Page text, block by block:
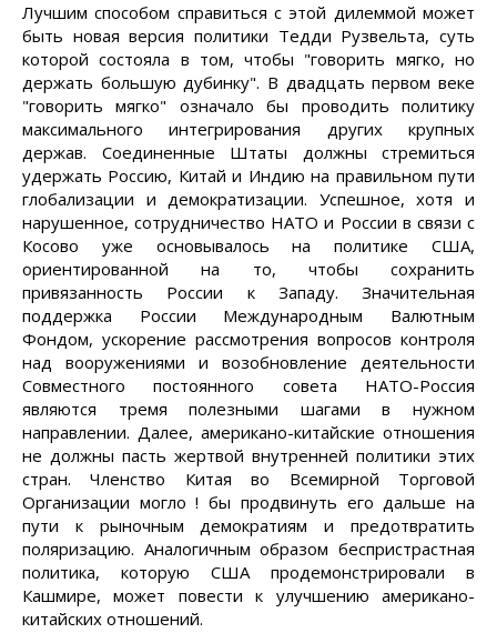
Лучшим способом справиться с этой дилеммой может
быть новая версия политики Тедди Рузвельта, суть
которой состояла в том, чтобы "говорить мягко, но
держать большую дубинку". В двадцать первом веке
"говорить мягко" означало бы проводить политику
максимального интегрирования других крупных
держав. Соединенные Штаты должны стремиться
удержать Россию, Китай и Индию на правильном пути
глобализации и демократизации. Успешное, хотя и
нарушенное, сотрудничество НАТО и России в связи с
Косово уже основывалось на политике США,
ориентированной на то, чтобы сохранить
привязанность России к Западу. Значительная
поддержка России Международным Валютным
Фондом, ускорение рассмотрения вопросов контроля
над вооружениями и возобновление деятельности
Совместного постоянного совета НАТО-Россия
являются тремя полезными шагами в нужном
направлении. Далее, американо-китайские отношения
не должны пасть жертвой внутренней политики этих
стран. Членство Китая во Всемирной Торговой
Организации могло ! бы продвинуть его дальше на
пути к рыночным демократиям и предотвратить
поляризацию. Аналогичным образом беспристрастная
политика, которую США продемонстрировали в
Кашмире, может повести к улучшению американо-
китайских отношений.